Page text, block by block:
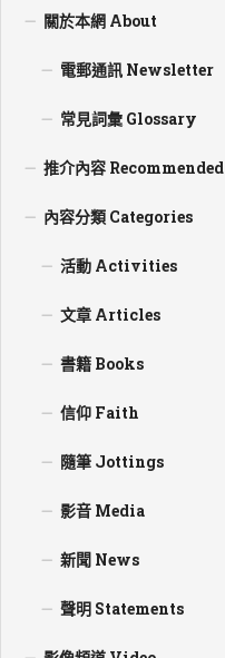
關於本網 About
電郵通訊 Newsletter
常見詞彙 Glossary
推介內容 Recommended
內容分類 Categories
活動 Activities
文章 Articles
書籍 Books
信仰 Faith
隨筆 Jottings
影音 Media
新聞 News
聲明 Statements